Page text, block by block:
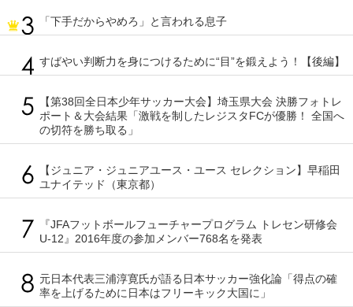
「下手だからやめろ」と言われる息子
すばやい判断力を身につけるために“目”を鍛えよう！【後編】
【第38回全日本少年サッカー大会】埼玉県大会 決勝フォトレ
ポート＆大会結果「激戦を制したレジスタFCが優勝！ 全国へ
の切符を勝ち取る」
【ジュニア・ジュニアユース・ユース セレクション】早稲田
ユナイテッド（東京都）
『JFAフットボールフューチャープログラム トレセン研修会
U-12』2016年度の参加メンバー768名を発表
元日本代表三浦淳寛氏が語る日本サッカー強化論「得点の確
率を上げるために日本はフリーキック大国に」